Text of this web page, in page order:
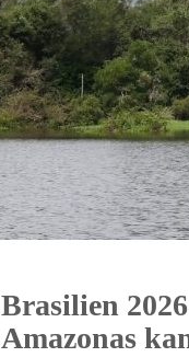
Brasilien
Amazonas